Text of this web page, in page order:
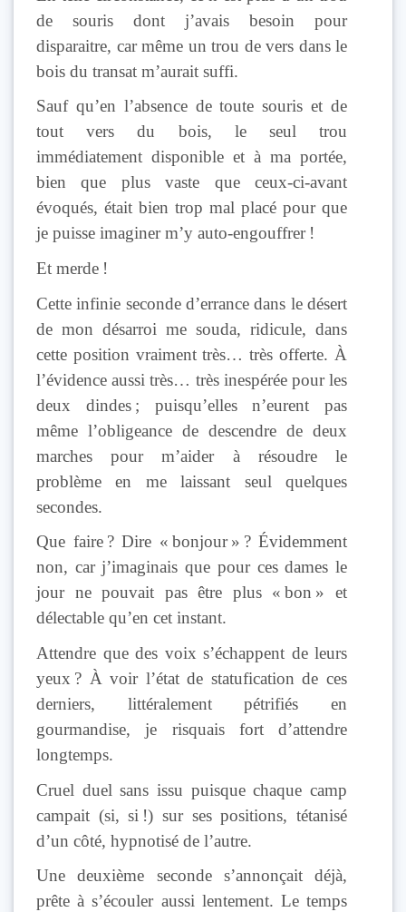
de souris dont j’avais besoin pour
disparaitre, car même un trou de vers dans le
bois du transat m’aurait suffi.
Sauf qu’en l’absence de toute souris et de
tout vers du bois, le seul trou
immédiatement disponible et à ma portée,
bien que plus vaste que ceux-ci-avant
évoqués, était bien trop mal placé pour que
je puisse imaginer m’y auto-engouffrer !
Et merde !
Cette infinie seconde d’errance dans le désert
de mon désarroi me souda, ridicule, dans
cette position vraiment très… très offerte. À
l’évidence aussi très… très inespérée pour les
deux dindes ; puisqu’elles n’eurent pas
même l’obligeance de descendre de deux
marches pour m’aider à résoudre le
problème en me laissant seul quelques
secondes.
Que faire ? Dire « bonjour » ? Évidemment
non, car j’imaginais que pour ces dames le
jour ne pouvait pas être plus « bon » et
délectable qu’en cet instant.
Attendre que des voix s’échappent de leurs
yeux ? À voir l’état de statufication de ces
derniers, littéralement pétrifiés en
gourmandise, je risquais fort d’attendre
longtemps.
Cruel duel sans issu puisque chaque camp
campait (si, si !) sur ses positions, tétanisé
d’un côté, hypnotisé de l’autre.
Une deuxième seconde s’annonçait déjà,
prête à s’écouler aussi lentement. Le temps